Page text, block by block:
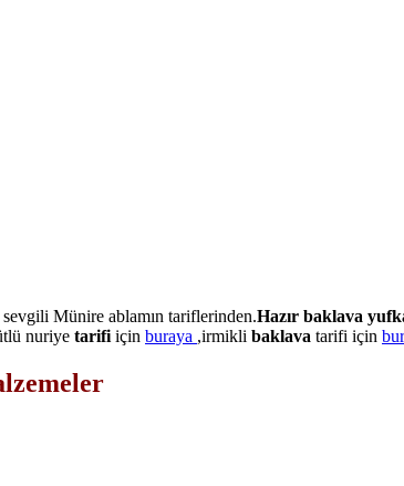
Münire ablamın tariflerinden.Hazır baklava
nuriye tarifi için buraya ,irmikli baklava tarifi için